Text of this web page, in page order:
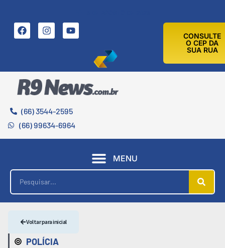
CONSULTE
O CEP DA
SUA RUA
(66) 3544-2595
(66) 99634-6964
MENU
POLÍCIA
Voltar para inicial